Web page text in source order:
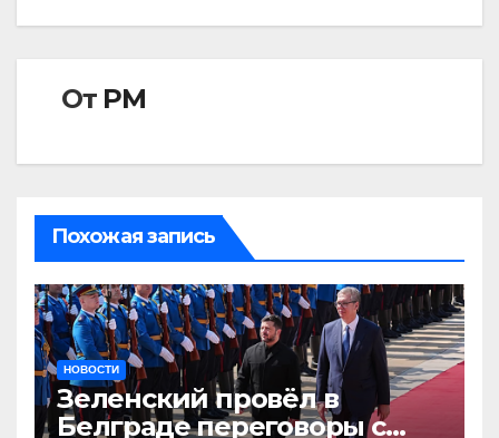
От РМ
Похожая запись
НОВОСТИ
Зеленский провёл в
Белграде переговоры с